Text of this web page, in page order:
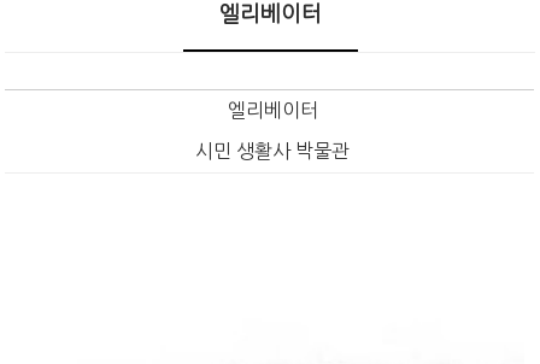
엘리베이터
엘리베이터
시민 생활사 박물관